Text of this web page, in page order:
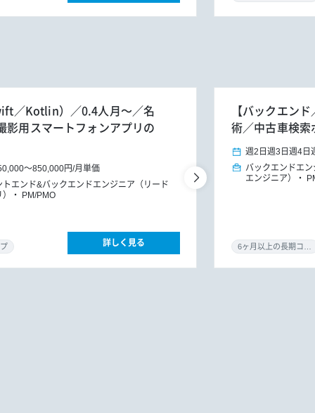
／Kotlin）／0.4人月～／名
用スマートフォンアプリの
～850,000円/月単価
トエンド&バックエンドエンジニア（リード
PM/PMO
詳しく見る
【バックエン
術／中古車検
週2日 週3日 週4日
バックエンドエン
エンジニア）